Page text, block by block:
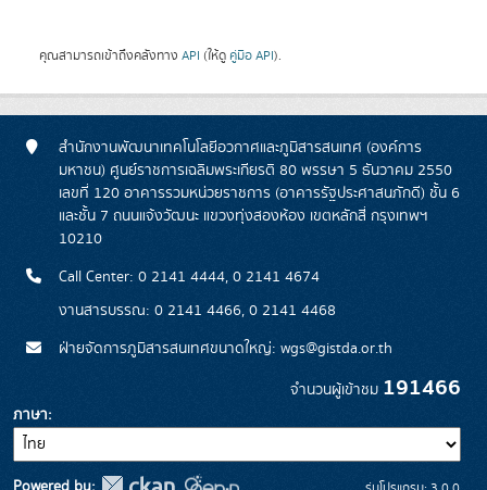
คุณสามารถเข้าถึงคลังทาง API (ให้ดู คู่มือ API).
สำนักงานพัฒนาเทคโนโลยีอวกาศและภูมิสารสนเทศ (องค์การ
มหาชน) ศูนย์ราชการเฉลิมพระเกียรติ 80 พรรษา 5 ธันวาคม 2550
เลขที่ 120 อาคารรวมหน่วยราชการ (อาคารรัฐประศาสนภักดี) ชั้น 6
และชั้น 7 ถนนแจ้งวัฒนะ แขวงทุ่งสองห้อง เขตหลักสี่ กรุงเทพฯ
10210
Call Center: 0 2141 4444, 0 2141 4674
งานสารบรรณ: 0 2141 4466, 0 2141 4468
ฝ่ายจัดการภูมิสารสนเทศขนาดใหญ่: wgs@gistda.or.th
จำนวนผู้เข้าชม 191466
ภาษา